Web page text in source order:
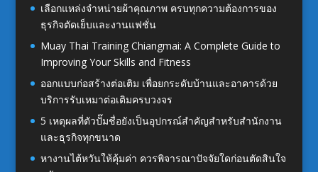
เลือกแหล่งจำหน่ายผ้าคุณภาพ ครบทุกความต้องการของ
ธุรกิจตัดเย็บและงานแฟชั่น
Muay Thai Training Chiangmai: A Complete Guide to
Improving Your Skills and Fitness
ออกแบบก่อสร้างต่อเติม เพื่อยกระดับบ้านและอาคารด้วย
บริการรับเหมาต่อเติมครบวงจร
5 เหตุผลที่ตัวปั๊มชื่อยังเป็นอุปกรณ์สำคัญสำหรับสำนักงาน
และธุรกิจทุกขนาด
หางานไต้หวันให้คุ้มค่า ควรพิจารณาปัจจัยใดก่อนตัดสินใจ